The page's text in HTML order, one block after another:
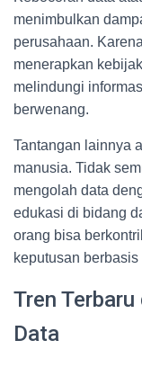
menimbulkan
perusahaan.
menerapkan
melindungi
berwenang.
Tantangan lainnya
manusia. Tidak
mengolah data
edukasi di bidang
orang bisa
keputusan berbasis
Tren
Data